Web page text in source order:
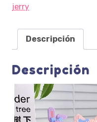
jerry
Descripción
Descripción